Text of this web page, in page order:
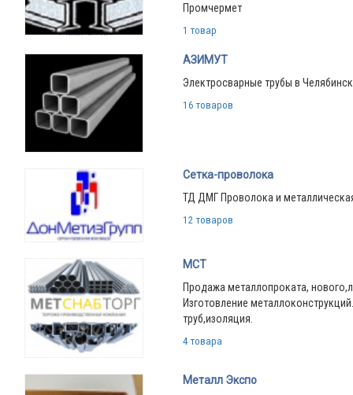
Промчермет
1 товар
АЗИМУТ
Электросварные трубы в
16 товаров
Сетка-проволока
ТД ДМГ Проволока и
12 товаров
МСТ
Продажа металлопроката,
Изготовление
труб,изоляция.
4 товара
Металл Экспо